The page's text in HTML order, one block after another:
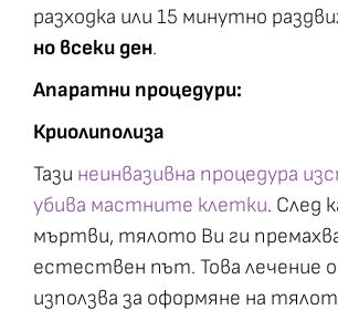
разходка или 15 минутно
но всеки ден.
Апаратни процедури:
Криолиполиза
Тази неинвазивна процедура
убива мастните клетки. След
мъртви, тялото Ви ги
естествен път. Това лечение
използва за оформяне на